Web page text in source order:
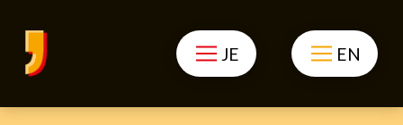
JE EN